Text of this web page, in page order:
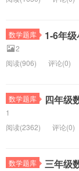
数学题库 1-6年
2
阅读(906) 评论(0)
数学题库 四年级
1
阅读(2362) 评论(0)
数学题库
三年级